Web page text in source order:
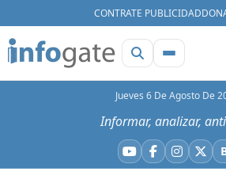
CONTRATE PUBLICIDAD
Jueves 6 De Agosto De
Informar, analizar,
YouTube
Facebook
X